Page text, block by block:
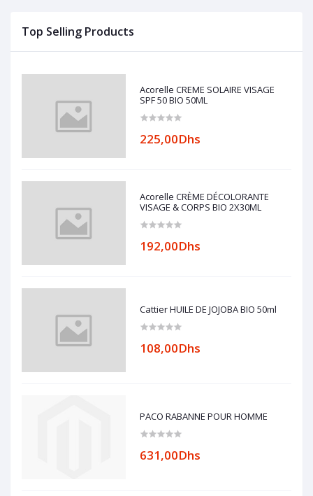
Top Selling Products
Acorelle CREME SOLAIRE VISAGE
SPF 50 BIO 50ML
225,00Dhs
Acorelle CRÈME DÉCOLORANTE
VISAGE & CORPS BIO 2X30ML
192,00Dhs
Cattier HUILE DE JOJOBA BIO 50ml
108,00Dhs
PACO RABANNE POUR HOMME
631,00Dhs